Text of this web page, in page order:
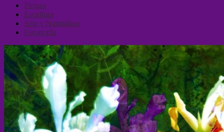
Pintura
Escultura
Arte y Naturaleza
Fotografía